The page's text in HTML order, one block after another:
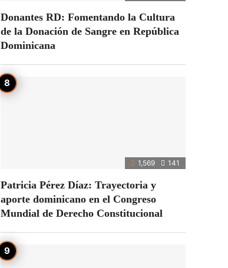
Donantes RD: Fomentando la Cultura
de la Donación de Sangre en República
Dominicana
1,569 141
Patricia Pérez Díaz: Trayectoria y
aporte dominicano en el Congreso
Mundial de Derecho Constitucional